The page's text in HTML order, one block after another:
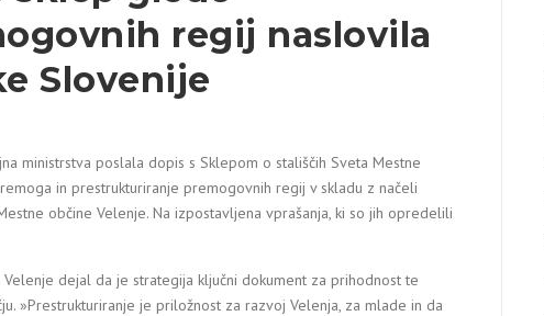
regij naslovila
Slovenije
ministrstva poslala dopis s Sklepom o stališčih Sveta Mestne
in prestrukturiranje premogovnih regij v skladu z načeli
občine Velenje. Na izpostavljena vprašanja, ki so jih opredelili
dejal da je strategija ključni dokument za prihodnost te
»Prestrukturiranje je priložnost za razvoj Velenja, za mlade in da